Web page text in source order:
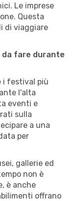
Le imprese
Questa
di viaggiare
da fare durante
i festival più
l'alta
eventi e
sulla
a una
per
gallerie ed
non è
è anche
offrano